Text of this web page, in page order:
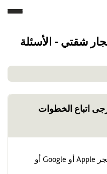
شقتي - الأسئلة
اتباع الخطوات
تحميل تطبيقنا العقاري من متجر Apple أو Google أو